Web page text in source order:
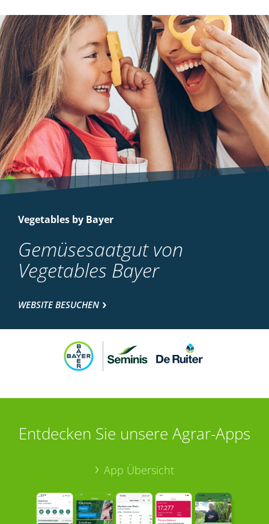
Vegetables by Bayer
Gemüsesaatgut von
Vegetables Bayer
WEBSITE BESUCHEN
Entdecken Sie unsere Agrar-Apps
App Übersicht